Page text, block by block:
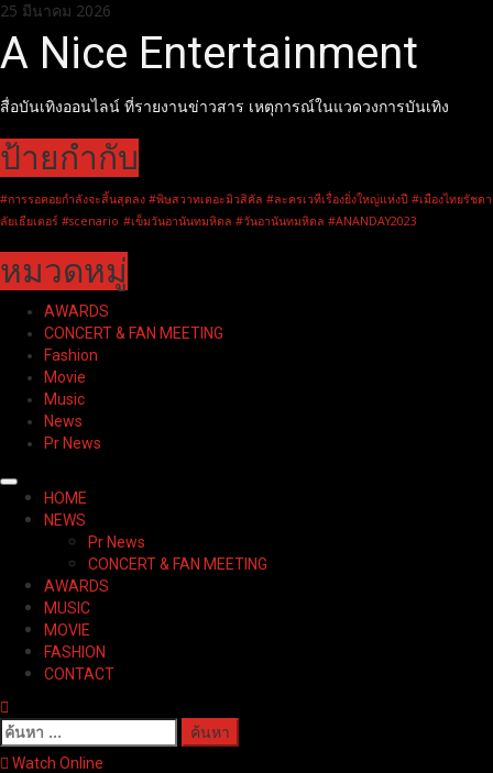
Skip
to
content
25 มีนาคม 2026
A Nice Entertainment
สื่อบันเทิงออนไลน์ ที่รายงานข่าวสาร เหตุการณ์ในแวดวงการบันเทิง
ป้ายกำกับ
#การรอคอยกำลังจะสิ้นสุดลง #พิษสวาทเดอะมิวสิคัล #ละครเวทีเรื่องยิ่งใหญ่แห่งปี #เมืองไทยรัชดา
ลัยเธียเตอร์ #scenario #เข็มวันอานันทมหิดล #วันอานันทมหิดล #ANANDAY2023
หมวดหมู่
AWARDS
CONCERT & FAN MEETING
Fashion
Movie
Music
News
Pr News
Primary
Menu
HOME
NEWS
Pr News
CONCERT & FAN MEETING
AWARDS
MUSIC
MOVIE
FASHION
CONTACT
ค้นหา
สำหรับ:
Watch Online